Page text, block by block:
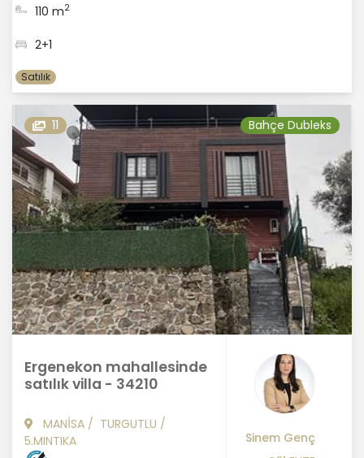
110 m2
2+1
Satılık
11 Bahçe Dubleks
Ergenekon mahallesinde
satılık villa - 34210
MANİSA / TURGUTLU /
5.MINTIKA
Sinem Genç